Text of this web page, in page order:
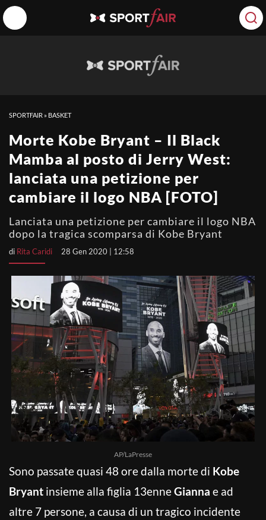
SPORTFAIR » BASKET
Morte Kobe Bryant – Il Black
Mamba al posto di Jerry West:
lanciata una petizione per
cambiare il logo NBA [FOTO]
Lanciata una petizione per cambiare il logo NBA
dopo la tragica scomparsa di Kobe Bryant
di Rita Caridi 28 Gen 2020 | 12:58
AP/LaPresse
Sono passate quasi 48 ore dalla morte di Kobe
Bryant insieme alla figlia 13enneGianna e ad
altre 7 persone, a causa di un tragico incidente